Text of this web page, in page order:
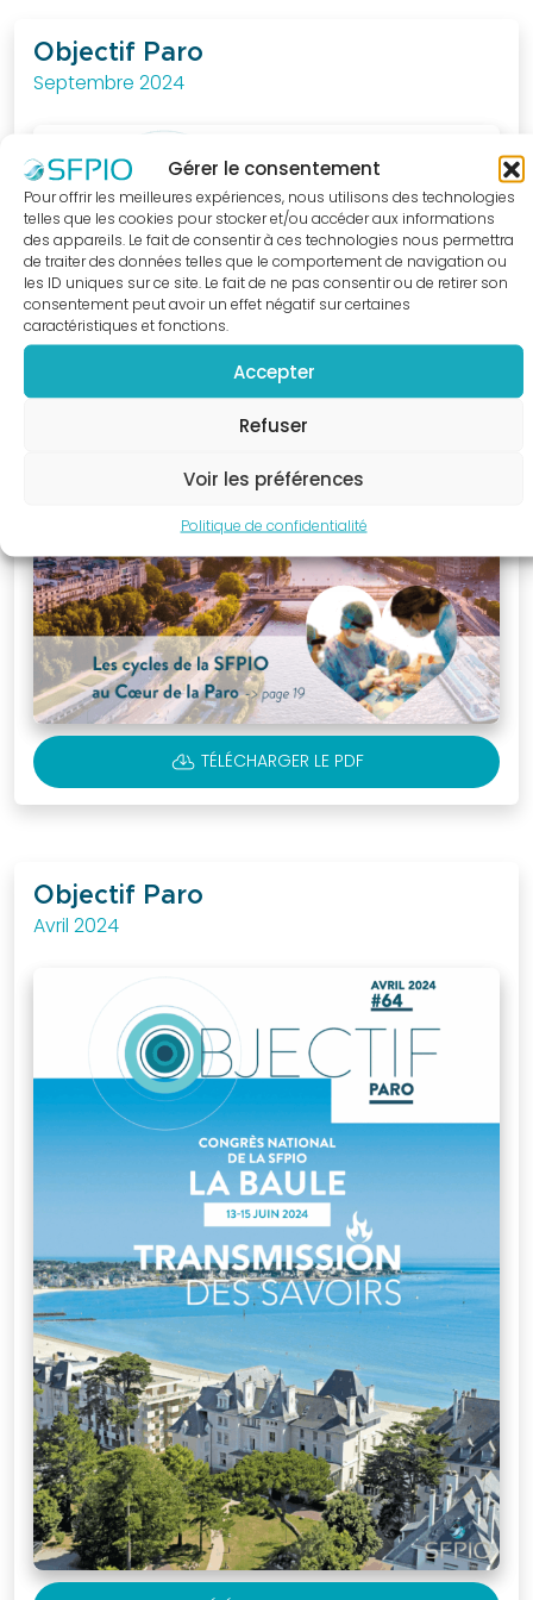
Gérer le consentement
Pour offrir les meilleures expériences, nous utilisons des technologies
telles que les cookies pour stocker et/ou accéder aux informations
des appareils. Le fait de consentir à ces technologies nous permettra
de traiter des données telles que le comportement de navigation ou
les ID uniques sur ce site. Le fait de ne pas consentir ou de retirer son
consentement peut avoir un effet négatif sur certaines
caractéristiques et fonctions.
Accepter
Refuser
Voir les préférences
Politique de confidentialité
Objectif Paro
Septembre 2024
CLOUD_DOWNLOAD TÉLÉCHARGER LE PDF
Objectif Paro
Avril 2024
quotidien.
BOUTIQUE